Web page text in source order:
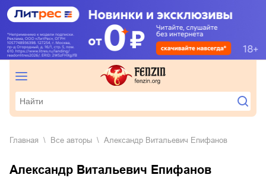
Главная Все авторы Александр Витальевич Епифанов
Александр Витальевич Епифанов